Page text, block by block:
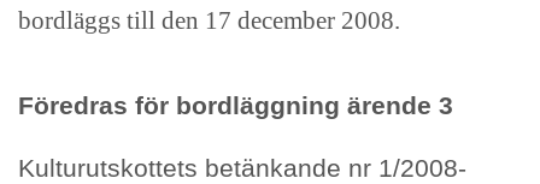
bordläggs till den 17 december 2008.
Föredras för bordläggning ärende 3
Kulturutskottets betänkande nr 1/2008-